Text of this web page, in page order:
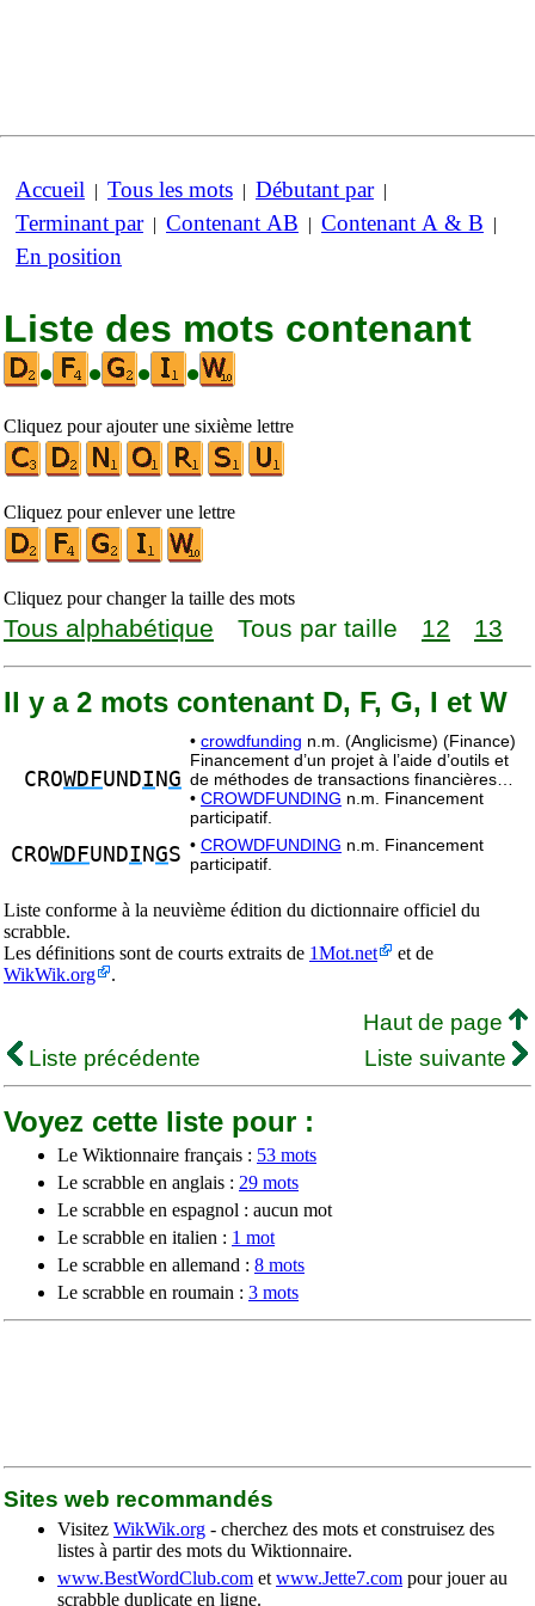
Accueil | Tous les mots | Débutant par|
Terminant par| Contenant AB | Contenant A & B |
En position
Liste des mots contenant
•
• • •
Cliquez pour ajouter une sixième lettre
Cliquez pour enlever une lettre
Cliquez pour changer la taille des mots
Tous alphabétique Tous par taille 12 13
Il y a 2 mots contenant D, F, G, I et W
CROWDFUNDI NG
• crowdfunding n.m. (Anglicisme) (Finance)
Financement d’un projet à l’aide d’outils et
de méthodes de transactions financières…
• CROWDFUNDING n.m. Financement
participatif.
CROWDFUNDI NGS • CROWDFUNDING n.m. Financement
participatif.
Liste conforme à la neuvième édition du dictionnaire officiel du
scrabble.
Les définitions sont de courts extraits de 1Mot.net
et de
WikWik.org
.
Haut de page
Liste précédente
Liste suivante
Voyez cette liste pour :
Le Wiktionnaire français : 53 mots
Le scrabble en anglais : 29 mots
Le scrabble en espagnol : aucun mot
Le scrabble en italien : 1 mot
Le scrabble en allemand : 8 mots
Le scrabble en roumain : 3 mots
Sites web recommandés
Visitez WikWik.org - cherchez des mots et construisez des
listes à partir des mots du Wiktionnaire.
www.BestWordClub.com et www.Jette7.com pour jouer au
scrabble duplicate en ligne.